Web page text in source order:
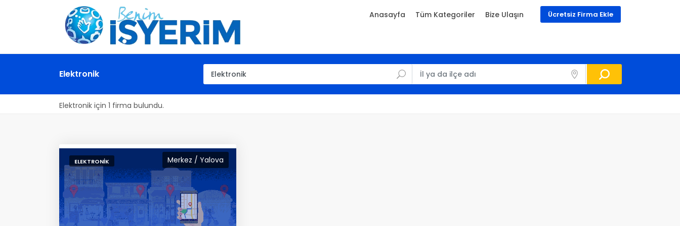
Ücretsiz Firma Ekle
Anasayfa Tüm Kategoriler Bize Ulaşın
Elektronik
Elektronik için 1 firma bulundu.
Merkez / Yalova
ELEKTRONIK